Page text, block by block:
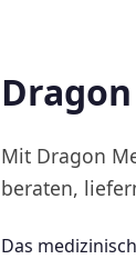
Mit Dragon
beraten,
Das